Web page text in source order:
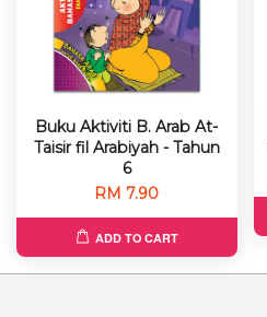
Buku Aktiviti B. Arab At-
Taisir fil Arabiyah - Tahun
6
RM 7.90
ADD TO CART